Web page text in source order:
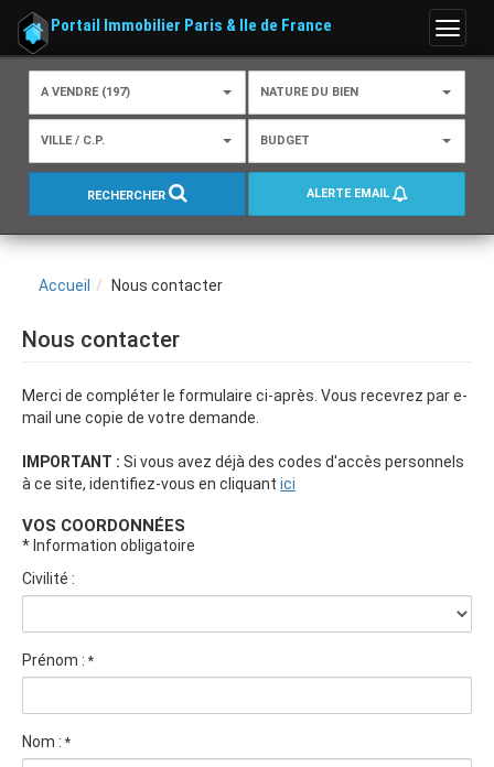
Menu
Portail Immobilier Paris & Ile de France
A VENDRE (197) NATURE DU BIEN
VILLE / C.P. BUDGET
RECHERCHER ALERTE EMAIL
Accueil Nous contacter
Nous contacter
Merci de compléter le formulaire ci-après. Vous recevrez par e-
mail une copie de votre demande.
IMPORTANT : Si vous avez déjà des codes d'accès personnels
à ce site, identifiez-vous en cliquant ici
VOS COORDONNÉES
* Information obligatoire
Civilité :
Prénom : *
Nom : *